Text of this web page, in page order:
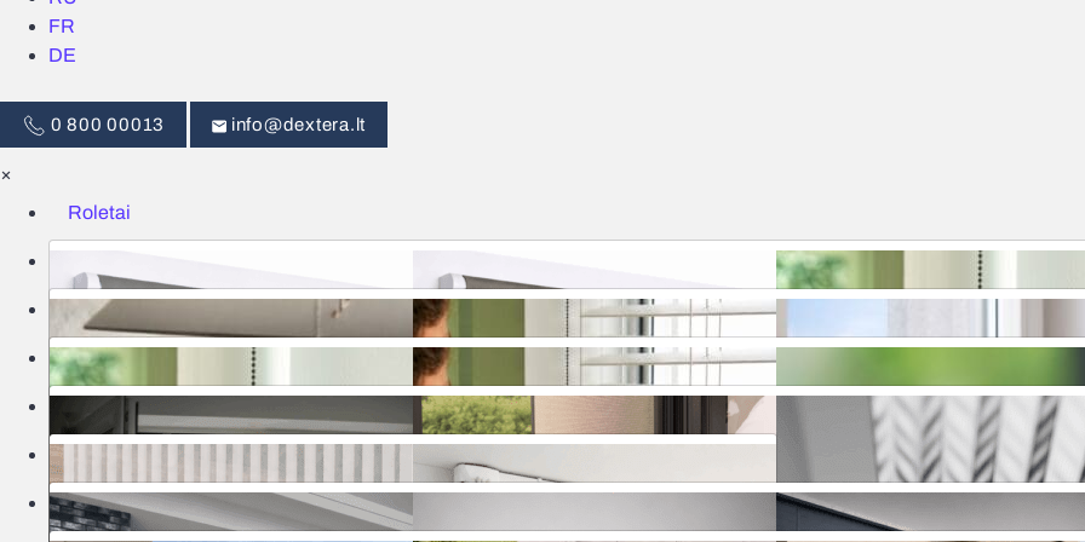
FR
DE
0 800 00013 info@dextera.lt
×
Roletai
Išmanus valdymas
Tinkleliai
Užuolaidos
Markizės